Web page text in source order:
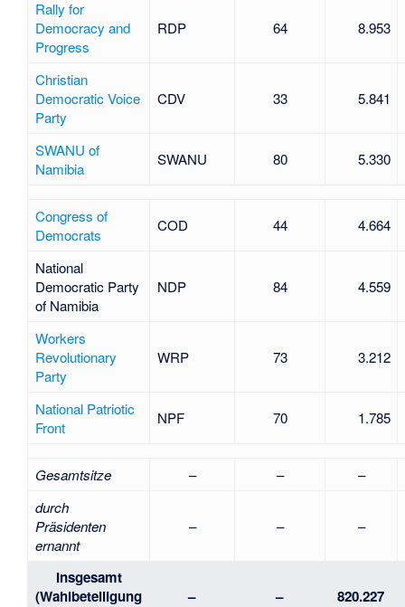
Rally for
Democracy and
Progress
RDP 64 8.953
Christian
Democratic Voice
Party
CDV 33 5.841
SWANU of
Namibia
SWANU 80 5.330
Congress of
Democrats
COD 44 4.664
National
Democratic Party
of Namibia
NDP 84 4.559
Workers
Revolutionary
Party
WRP 73 3.212
National Patriotic
Front
NPF 70 1.785
Gesamtsitze – –
–
durch
Präsidenten
ernannt
– – –
Insgesamt
(Wahlbeteiligung
– – 820.227